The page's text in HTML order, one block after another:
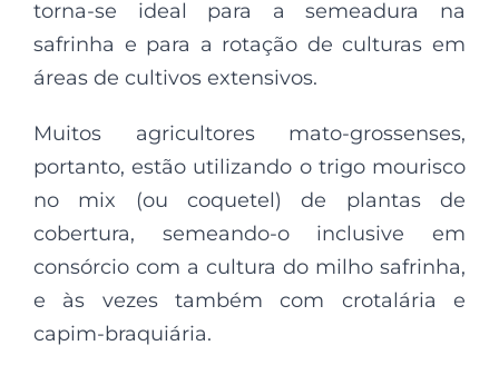
torna-se ideal para a semeadura na
safrinha e para a rotação de culturas em
áreas de cultivos extensivos.
Muitos agricultores mato-grossenses,
portanto, estão utilizando o trigo mourisco
no mix (ou coquetel) de plantas de
cobertura, semeando-o inclusive em
consórcio com a cultura do milho safrinha,
e às vezes também com crotalária e
capim-braquiária.